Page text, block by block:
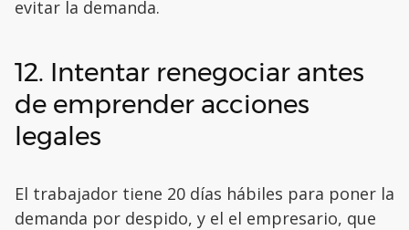
evitar la demanda.
12. Intentar renegociar antes
de emprender acciones
legales
El trabajador tiene 20 días hábiles para poner la
demanda por despido, y el el empresario, que